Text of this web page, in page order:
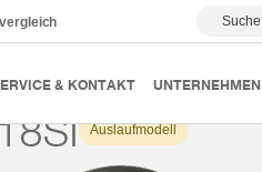
Suche
& KONTAKT UNTERNEHMEN
Vakuumsauger Serie SGF
Auslaufmodell